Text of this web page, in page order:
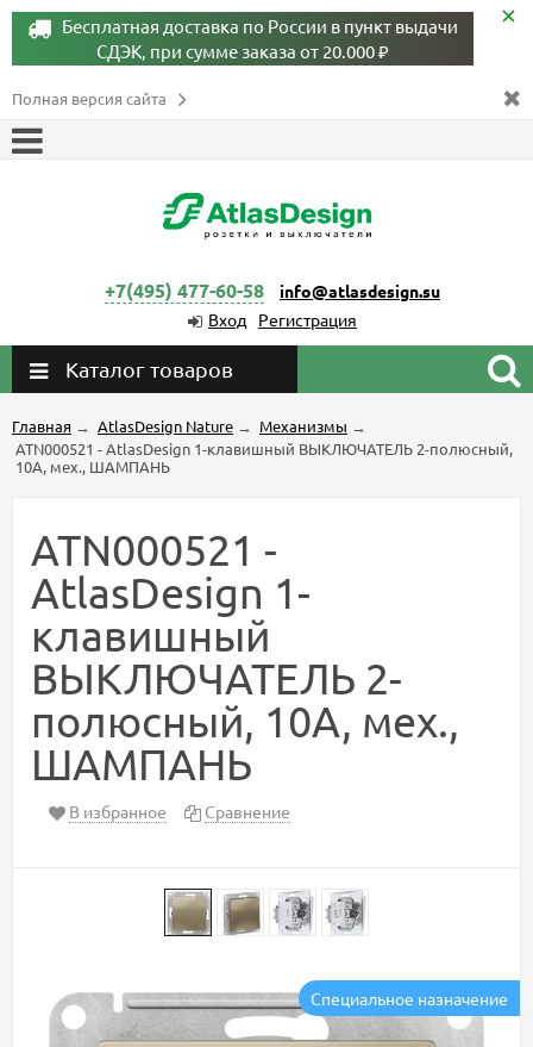
Бесплатная доставка по России в пункт выдачи
СДЭК, при сумме заказа от 20.000 ₽
Полная версия сайта
+7(495) 477-60-58
info@atlasdesign.su
Вход
Регистрация
Каталог товаров
Главная → AtlasDesign Nature → Механизмы →
ATN000521 - AtlasDesign 1-клавишный ВЫКЛЮЧАТЕЛЬ 2-полюсный,
10А, мех., ШАМПАНЬ
ATN000521 -
AtlasDesign 1-
клавишный
ВЫКЛЮЧАТЕЛЬ 2-
полюсный, 10А, мех.,
ШАМПАНЬ
В избранное Сравнение
Специальное назначение